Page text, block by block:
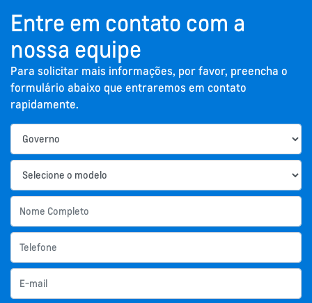
Entre em contato com a
nossa equipe
Para solicitar mais informações, por favor, preencha o
formulário abaixo que entraremos em contato
rapidamente.